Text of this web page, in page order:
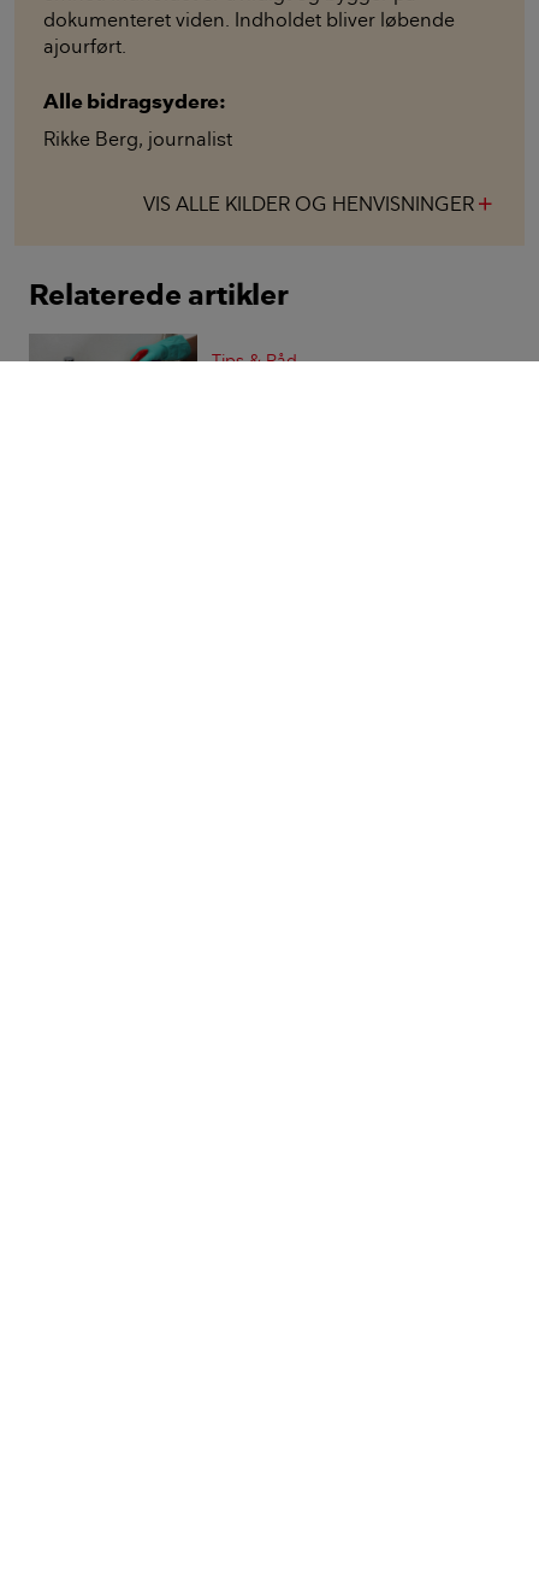
dokumenteret viden. Indholdet bliver løbende
ajourført.
Alle bidragsydere:
Rikke Berg, journalist
VIS ALLE KILDER OG HENVISNINGER
Relaterede artikler
Tips & Råd